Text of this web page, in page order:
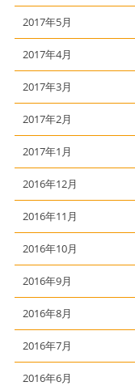
2017年5月
2017年4月
2017年3月
2017年2月
2017年1月
2016年12月
2016年11月
2016年10月
2016年9月
2016年8月
2016年7月
2016年6月